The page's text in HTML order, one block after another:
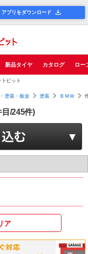
アプリをダウンロード
新品タイヤ カタログ ロー
ピット
塗装・板金 塗装 ＢＭＷ
/245件)